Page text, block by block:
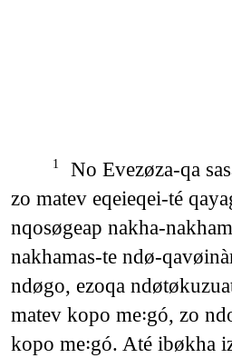
1
No Evezøza-qa
zo matev eqeieqei-té
nqosøgeap nakha-
nakhamas-te ndø-
ndøgo, ezoqa
matev kopo me꞉gó, zo
kopo me꞉gó. Até ibøkha